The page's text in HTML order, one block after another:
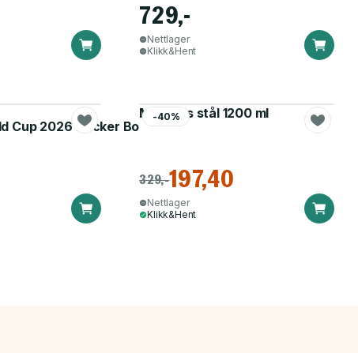
729,-
Nettlager
Klikk&Hent
Cup 2026 Sticker Booster
-40%
Matboks stål 1200 ml
329,-197,40
Nettlager
Klikk&Hent